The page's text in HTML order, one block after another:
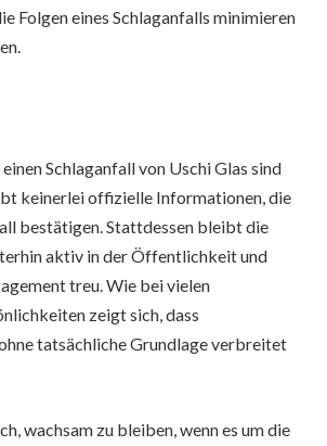
Folgen eines Schlaganfalls minimieren
Schlaganfall von Uschi Glas sind
keinerlei offizielle Informationen, die
bestätigen. Stattdessen bleibt die
aktiv in der Öffentlichkeit und
treu. Wie bei vielen
zeigt sich, dass
tatsächliche Grundlage verbreitet
wachsam zu bleiben, wenn es um die